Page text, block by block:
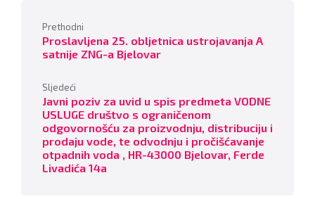
Prethodni
Proslavljena 25. obljetnica ustrojavanja A
satnije ZNG-a Bjelovar
Sljedeći
Javni poziv za uvid u spis predmeta VODNE
USLUGE društvo s ograničenom
odgovornošću za proizvodnju, distribuciju i
prodaju vode, te odvodnju i pročišćavanje
otpadnih voda , HR-43000 Bjelovar, Ferde
Livadića 14a